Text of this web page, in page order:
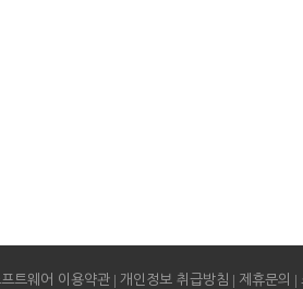
트웨어 이용약관 | 개인정보 취급방침 | 제휴문의 |